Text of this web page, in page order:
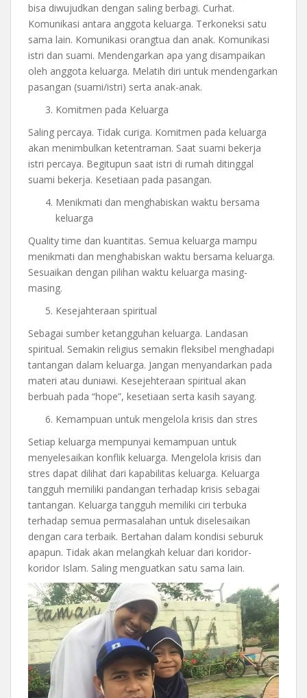
bisa diwujudkan dengan saling berbagi. Curhat.
Komunikasi antara anggota keluarga. Terkoneksi satu
sama lain. Komunikasi orangtua dan anak. Komunikasi
istri dan suami. Mendengarkan apa yang disampaikan
oleh anggota keluarga. Melatih diri untuk mendengarkan
pasangan (suami/istri) serta anak-anak.
Komitmen pada Keluarga
Saling percaya. Tidak curiga. Komitmen pada keluarga
akan menimbulkan ketentraman. Saat suami bekerja
istri percaya. Begitupun saat istri di rumah ditinggal
suami bekerja. Kesetiaan pada pasangan.
Menikmati dan menghabiskan waktu bersama
keluarga
Quality time dan kuantitas. Semua keluarga mampu
menikmati dan menghabiskan waktu bersama keluarga.
Sesuaikan dengan pilihan waktu keluarga masing-
masing.
Kesejahteraan spiritual
Sebagai sumber ketangguhan keluarga. Landasan
spiritual. Semakin religius semakin fleksibel menghadapi
tantangan dalam keluarga. Jangan menyandarkan pada
materi atau duniawi. Kesejehteraan spiritual akan
berbuah pada “hope”, kesetiaan serta kasih sayang.
Kemampuan untuk mengelola krisis dan stres
Setiap keluarga mempunyai kemampuan untuk
menyelesaikan konflik keluarga. Mengelola krisis dan
stres dapat dilihat dari kapabilitas keluarga. Keluarga
tangguh memiliki pandangan terhadap krisis sebagai
tantangan. Keluarga tangguh memiliki ciri terbuka
terhadap semua permasalahan untuk diselesaikan
dengan cara terbaik. Bertahan dalam kondisi seburuk
apapun. Tidak akan melangkah keluar dari koridor-
koridor Islam. Saling menguatkan satu sama lain.